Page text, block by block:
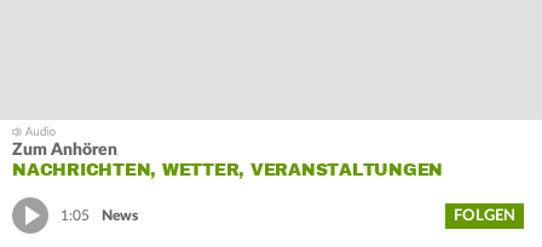
Zum Anhören
NACHRICHTEN, WETTER, VERANSTALTUNGEN
1:05 News FOLGEN